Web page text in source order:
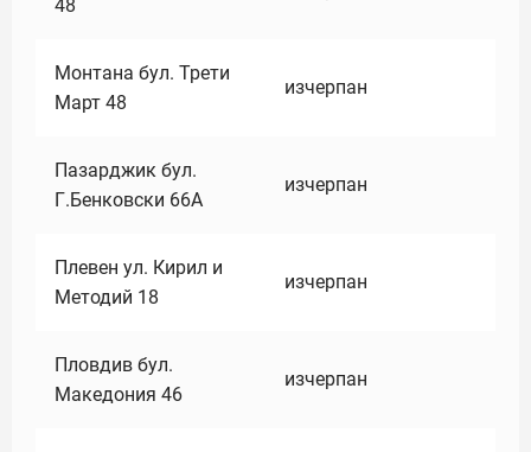
48
Монтана бул. Трети
Март 48
изчерпан
Пазарджик бул.
Г.Бенковски 66А
изчерпан
Плевен ул. Кирил и
Методий 18
изчерпан
Пловдив бул.
Македония 46
изчерпан